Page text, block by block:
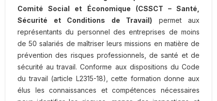
Comité Social et Économique (CSSCT – Santé,
Sécurité et Conditions de Travail) permet aux
représentants du personnel des entreprises de moins
de 50 salariés de maîtriser leurs missions en matière de
prévention des risques professionnels, de santé et de
sécurité au travail. Conforme aux dispositions du Code
du travail (article L2315-18), cette formation donne aux
élus les connaissances et compétences nécessaires